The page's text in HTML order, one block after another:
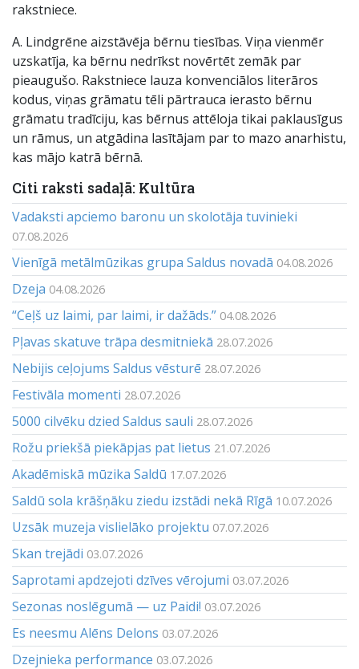
rakstniece.
A. Lindgrēne aizstāvēja bērnu tiesības. Viņa vienmēr
uzskatīja, ka bērnu nedrīkst novērtēt zemāk par
pieaugušo. Rakstniece lauza konvenciālos literāros
kodus, viņas grāmatu tēli pārtrauca ierasto bērnu
grāmatu tradīciju, kas bērnus attēloja tikai paklausīgus
un rāmus, un atgādina lasītājam par to mazo anarhistu,
kas mājo katrā bērnā.
Citi raksti sadaļā: Kultūra
Vadaksti apciemo baronu un skolotāja tuvinieki
07.08.2026
Vienīgā metālmūzikas grupa Saldus novadā 04.08.2026
Dzeja 04.08.2026
“Ceļš uz laimi, par laimi, ir dažāds.” 04.08.2026
Pļavas skatuve trāpa desmitniekā 28.07.2026
Nebijis ceļojums Saldus vēsturē 28.07.2026
Festivāla momenti 28.07.2026
5000 cilvēku dzied Saldus sauli 28.07.2026
Rožu priekšā piekāpjas pat lietus 21.07.2026
Akadēmiskā mūzika Saldū 17.07.2026
Saldū sola krāšņāku ziedu izstādi nekā Rīgā 10.07.2026
Uzsāk muzeja vislielāko projektu 07.07.2026
Skan trejādi 03.07.2026
Saprotami apdzejoti dzīves vērojumi 03.07.2026
Sezonas noslēgumā — uz Paidi! 03.07.2026
Es neesmu Alēns Delons 03.07.2026
Dzejnieka performance 03.07.2026